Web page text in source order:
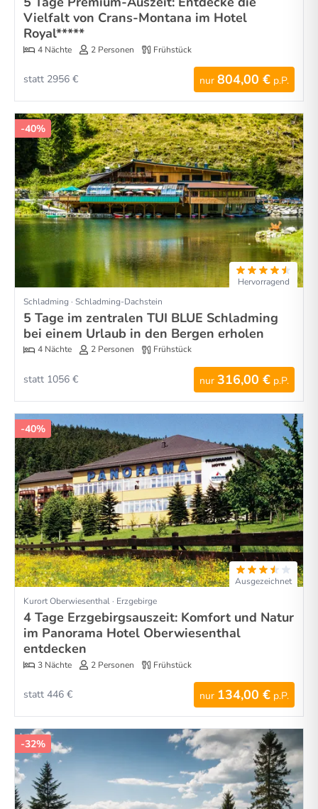
Vielfalt von Crans-Montana im Hotel
Royal*****
4 Nächte 2 Personen Frühstück
nur 804,00 € p.P.
statt 2956 €
-40%
Hervorragend
Schladming · Schladming-Dachstein
5 Tage im zentralen TUI BLUE Schladming
bei einem Urlaub in den Bergen erholen
4 Nächte 2 Personen Frühstück
nur 316,00 € p.P.
statt 1056 €
-40%
Ausgezeichnet
Kurort Oberwiesenthal · Erzgebirge
4 Tage Erzgebirgsauszeit: Komfort und Natur
im Panorama Hotel Oberwiesenthal
entdecken
3 Nächte 2 Personen Frühstück
nur 134,00 € p.P.
statt 446 €
-32%